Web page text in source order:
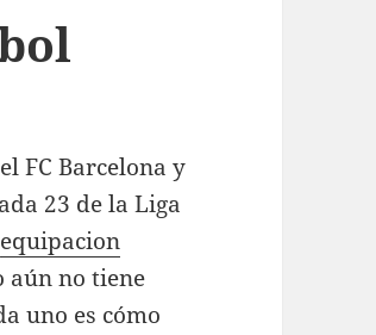
FC Barcelona y
23 de la Liga
equipacion
aún no tiene
uno es cómo